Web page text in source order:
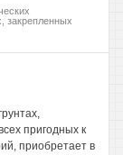
закрепленных
пригодных к
приобретает в